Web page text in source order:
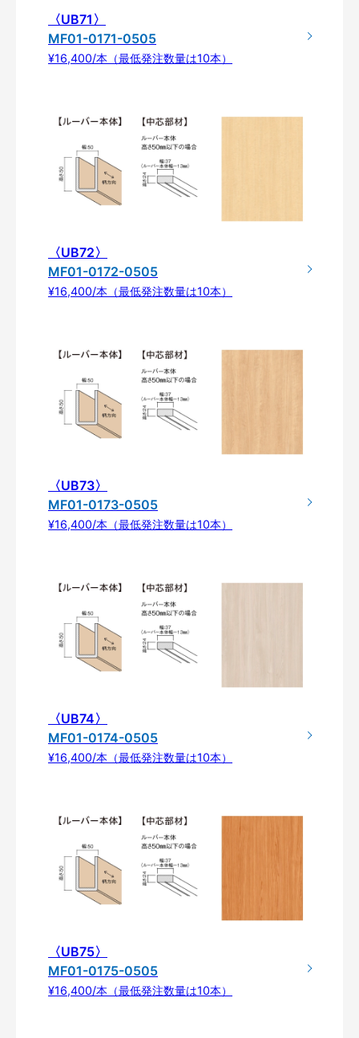
〈UB71〉
MF01-0171-0505
¥16,400/本（最低発注数量は10本）
〈UB72〉
MF01-0172-0505
¥16,400/本（最低発注数量は10本）
〈UB73〉
MF01-0173-0505
¥16,400/本（最低発注数量は10本）
〈UB74〉
MF01-0174-0505
¥16,400/本（最低発注数量は10本）
〈UB75〉
MF01-0175-0505
¥16,400/本（最低発注数量は10本）